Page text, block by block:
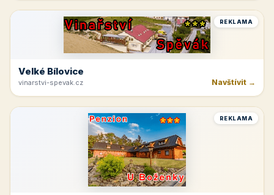
REKLAMA
Velké Bílovice
vinarstvi-spevak.cz Navštívit →
REKLAMA